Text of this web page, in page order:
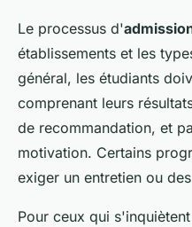
Le processus d'
établissements et les
général, les étudiants
comprenant leurs
de recommandation, et
motivation. Certains
exiger un entretien ou
Pour ceux qui